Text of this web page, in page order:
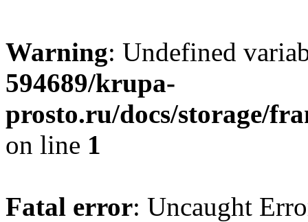
Warning: Undefined
594689/krupa-
prosto.ru/docs/storage/
on line 1
Fatal error: Uncaught